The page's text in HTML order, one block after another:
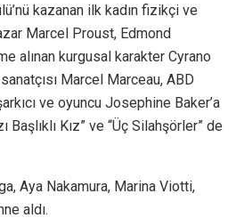
kazanan ilk kadın fizikçi ve
Marcel Proust, Edmond
alınan kurgusal karakter Cyrano
Marcel Marceau, ABD
ve oyuncu Josephine Baker’a
Başlıklı Kız” ve “Üç Silahşörler” de
Aya Nakamura, Marina Viotti,
aldı.